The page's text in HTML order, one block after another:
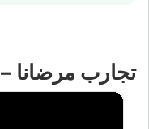
تجارب مرضانا – Turquie Santé